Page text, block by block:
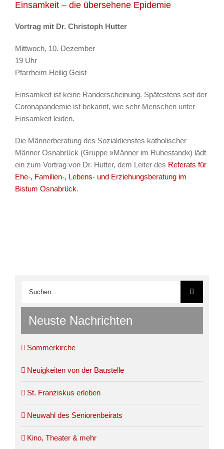
Einsamkeit – die übersehene Epidemie
Vortrag mit Dr. Christoph Hutter
Mittwoch, 10. Dezember
19 Uhr
Pfarrheim Heilig Geist
Einsamkeit ist keine Randerscheinung. Spätestens seit der
Coronapandemie ist bekannt, wie sehr Menschen unter
Einsamkeit leiden.
Die Männerberatung des Sozialdienstes katholischer
Männer Osnabrück (Gruppe »Männer im Ruhestand«) lädt
ein zum Vortrag von Dr. Hutter, dem Leiter des Referats für
Ehe-, Familien-, Lebens- und Erziehungsberatung im
Bistum Osnabrück.
Neuste Nachrichten
Sommerkirche
Neuigkeiten von der Baustelle
St. Franziskus erleben
Neuwahl des Seniorenbeirats
Kino, Theater & mehr